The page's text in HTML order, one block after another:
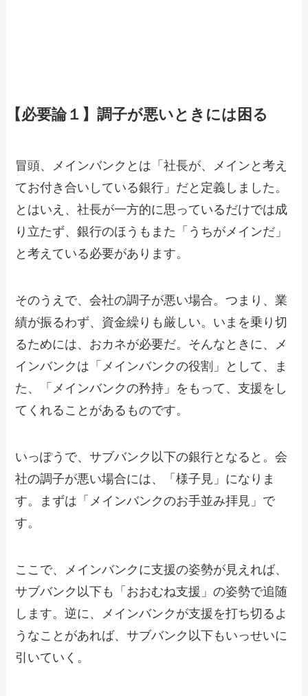
【必要論１】調子が悪いときには困る
冒頭、メインバンクとは「社長が、メインと考え
てお付き合いしている銀行」だと定義しました。
とはいえ、社長が一方的に思っているだけでは成
り立たず、銀行のほうもまた「うちがメインだ」
と考えている必要があります。
そのうえで、会社の調子が悪い場合。つまり、業
績が振るわず、資金繰りも厳しい。いまを乗り切
るためには、おカネが必要だ。そんなときに、メ
インバンクは「メインバンクの役割」として、ま
た、「メインバンクの矜持」をもって、支援をし
てくれることがあるものです。
いっぽうで、サブバンク以下の銀行となると。会
社の調子が悪い場合には、「様子見」になりま
す。まずは「メインバンクのお手並み拝見」で
す。
ここで、メインバンクに支援の姿勢が見えれば、
サブバンク以下も「おおむね支援」の姿勢で追随
します。逆に、メインバンクが支援を打ち切るよ
うなことがあれば、サブバンク以下もいっせいに
引いていく。